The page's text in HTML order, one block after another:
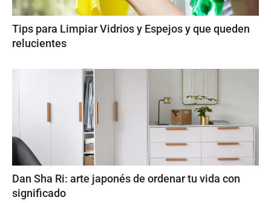
Tips para Limpiar Vidrios y Espejos y que queden
relucientes
Dan Sha Ri: arte japonés de ordenar tu vida con
significado